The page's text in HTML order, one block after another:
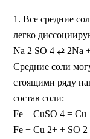
1. Все средние
легко
Na 2 SO 4 ⇄ 2Na
Средние соли
стоящими ряду
состав соли:
Fe + CuSO 4 = Сu
Fe + Сu 2+ + SO